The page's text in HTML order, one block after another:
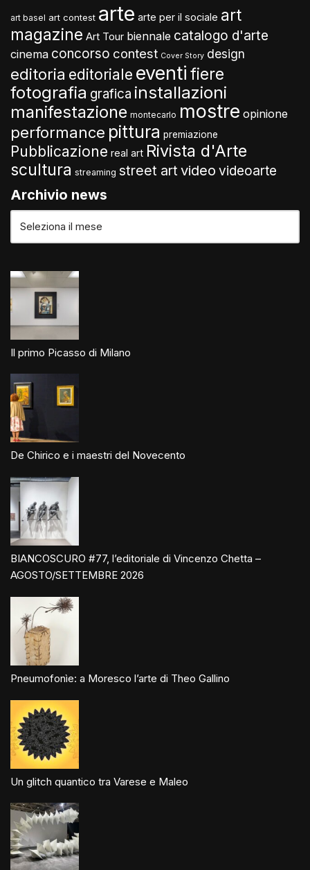
art basel art contest arte arte per il sociale art
magazine Art Tour biennale catalogo d'arte
cinema concorso contest Cover Story design
editoria editoriale eventi fiere
fotografia grafica installazioni
manifestazione montecarlo mostre opinione
performance pittura premiazione
Pubblicazione real art Rivista d'Arte
scultura streaming street art video videoarte
Archivio news
Il primo Picasso di Milano
De Chirico e i maestri del Novecento
BIANCOSCURO #77, l’editoriale di Vincenzo Chetta –
AGOSTO/SETTEMBRE 2026
Pneumofonìe: a Moresco l’arte di Theo Gallino
Un glitch quantico tra Varese e Maleo